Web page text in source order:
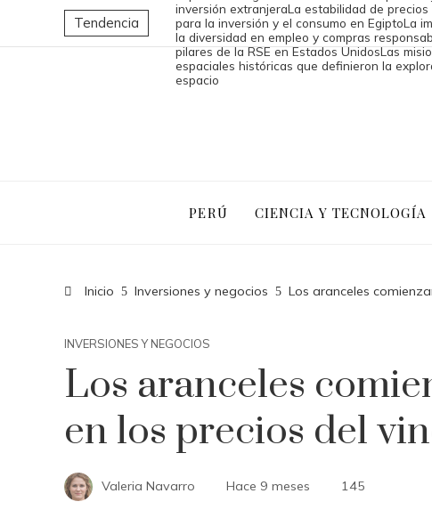
Tendencia
inversión extranjeraLa estabilidad de
para la inversión y el consumo en EgiptoLa
la diversidad en empleo y compras
pilares de la RSE en Estados UnidosLas
espaciales históricas que definieron la
espacio
PERÚ CIENCIA Y TECNOLOGÍA
Inicio Inversiones y negocios Los aranceles
INVERSIONES Y NEGOCIOS
Los aranceles
en los precios del
Valeria Navarro Hace 9 meses 145